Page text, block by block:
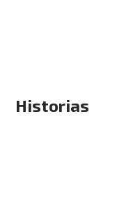
Historias